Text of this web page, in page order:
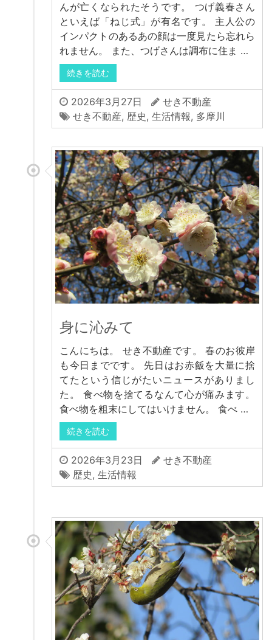
んが亡くなられたそうです。 つげ義春さん
といえば「ねじ式」が有名です。 主人公の
インパクトのあるあの顔は一度見たら忘れら
れません。 また、つげさんは調布に住ま …
続きを読む
2026年3月27日
せき不動産
せき不動産, 歴史, 生活情報, 多摩川
身に沁みて
こんにちは。 せき不動産です。 春のお彼岸
も今日までです。 先日はお赤飯を大量に捨
てたという信じがたいニュースがありまし
た。 食べ物を捨てるなんて心が痛みます。
食べ物を粗末にしてはいけません。 食べ …
続きを読む
2026年3月23日
せき不動産
歴史, 生活情報